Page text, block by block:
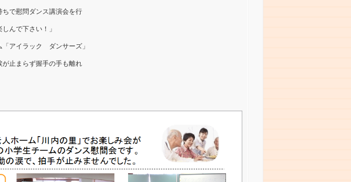
で慰問ダンス講演会を行
んで下さい！」
「アイラック ダンサーズ」
止まらず握手の手も離れ